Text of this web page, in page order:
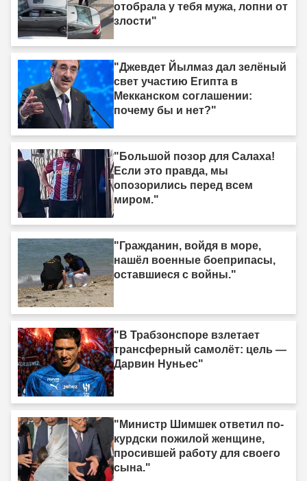
отобрала у тебя мужа, лопни от
злости"
"Джевдет Йылмаз дал зелёный
свет участию Египта в
Мекканском соглашении:
почему бы и нет?"
"Большой позор для Салаха!
Если это правда, мы
опозорились перед всем
миром."
"Гражданин, войдя в море,
нашёл военные боеприпасы,
оставшиеся с войны."
"В Трабзонспоре взлетает
трансферный самолёт: цель —
Дарвин Нуньес"
"Министр Шимшек ответил по-
курдски пожилой женщине,
просившей работу для своего
сына."